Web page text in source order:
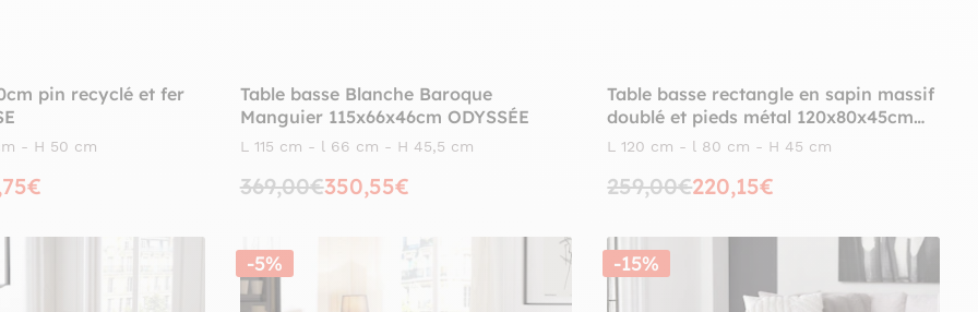
pin recyclé et fer
- H 50 cm
Table basse Blanche Baroque
Manguier 115x66x46cm ODYSSÉE
L 115 cm - l 66 cm - H 45,5 cm
369,00€350,55€
Table basse rectangle en sapin massif
doublé et pieds métal 120x80x45cm
EPIKA
L 120 cm - l 80 cm - H 45 cm
259,00€220,15€
-5% -15%